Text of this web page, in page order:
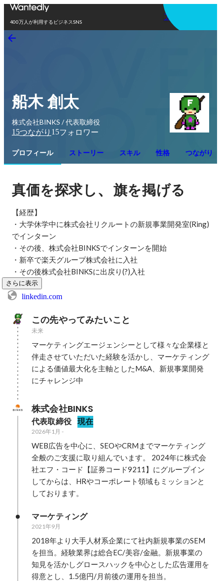
400万人が利用するビジネスSNS
アプリを使う
船木 創太
株式会社BINKS / 代表取締役
15つながり 15フォロワー
プロフィール ストーリー スキル 性格 つながり
真価を探求し、 旗を掲げる
【経歴】
・大学休学中に株式会社リクルートの新規事業開発室(Ring)
でインターン
・その後、株式会社BINKSでインターンを開始
・新卒で楽天グループ株式会社に入社
・その後株式会社BINKSに出戻り(?)入社
さらに表示
linkedin.com
この先やってみたいこと
未来
マーケティングエージェンシーとして様々な企業様と
伴走させていただいた経験を活かし、マーケティング
による価値最大化を主軸としたM&A、新規事業開発
にチャレンジ中
株式会社BINKS
代表取締役 現在
2026年1月 -
WEB広告を中心に、SEOやCRMまでマーケティング
全般のご支援に取り組んでいます。 2024年に株式会
社エフ・コード【証券コード9211】にグループイン
してからは、HRやコーポレート領域もミッションと
しております。
マーケティング
2021年9月
2018年より大手人材系企業にて社内新規事業のSEM
を担当。経験業界は総合EC/美容/金融。新規事業の
知見を活かしグロースハックを中心とした広告運用を
得意とし、1.5億円/月前後の運用を担当。